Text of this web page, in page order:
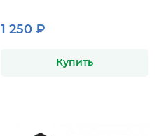
1 250 ₽
Купить